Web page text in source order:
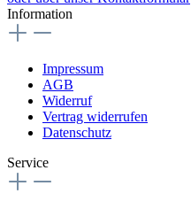
Information
Impressum
AGB
Widerruf
Vertrag widerrufen
Datenschutz
Service